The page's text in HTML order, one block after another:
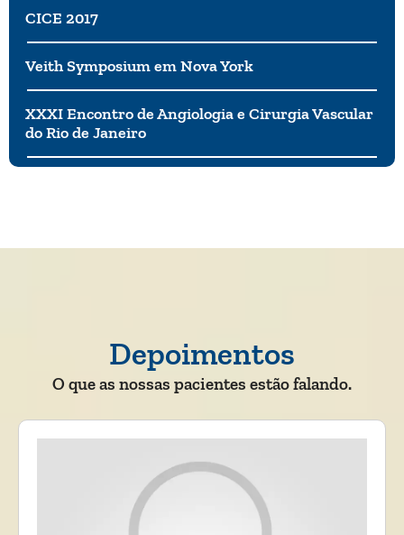
CICE 2017
Veith Symposium em Nova York
XXXI Encontro de Angiologia e Cirurgia Vascular
do Rio de Janeiro
Depoimentos
O que as nossas pacientes estão falando.